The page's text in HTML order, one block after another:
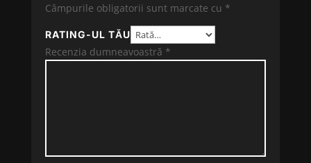
Câmpurile obligatorii sunt marcate cu *
RATING-UL TĂU
Recenzia dumneavoastră *